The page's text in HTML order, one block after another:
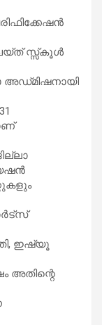
സ്സ്‌കൂൾ
അഡ്‌മിഷനായി
ഇഷ്യൂ
അതിന്റെ